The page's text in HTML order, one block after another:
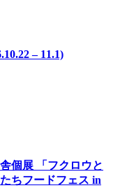
– 11.1)
個展 「フクロウと
ちフードフェス in